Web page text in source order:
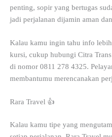
penting, sopir yang bertugas
jadi perjalanan dijamin aman
Kalau kamu ingin tahu info
kursi, cukup hubungi Citra
di nomor 0811 278 4325.
membantumu merencanakan
Rara Travel 👍
Kalau kamu tipe yang